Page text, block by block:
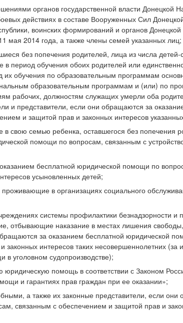
органов государственной власти Донецкой
действиях в составе Вооруженных Сил
воинских формирований и органов
мая 2014 года, а также члены семей указанных лиц;
без попечения родителей, лица из числа детей-
период обучения обоих родителей или
их обучения по образовательным программам
образовательным программам и (или) по
рабочих, должностям служащих умерли оба
и представители, если они обращаются за
и защитой прав и законных интересов
свою семью ребенка, оставшегося без попечения
помощи по вопросам, связанным с
бесплатной юридической помощи по
усыновленных детей;
в организациях социального
системы профилактики безнадзорности и
отбывающие наказание в местах лишения
за оказанием бесплатной юридической
интересов таких несовершеннолетних (за
уголовном судопроизводстве);
помощь в соответствии с Законом
и гарантиях прав граждан при ее оказании»;
а также их законные представители, если они
связанным с обеспечением и защитой прав и